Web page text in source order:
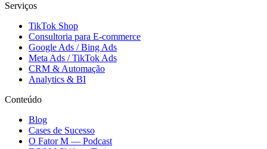
Serviços
TikTok Shop
Consultoria para E-commerce
Google Ads / Bing Ads
Meta Ads / TikTok Ads
CRM & Automação
Analytics & BI
Conteúdo
Blog
Cases de Sucesso
O Fator M — Podcast